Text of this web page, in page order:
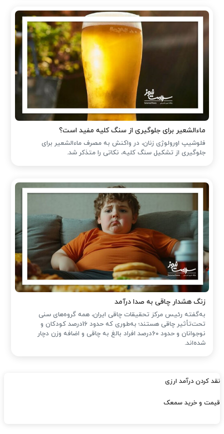
ماءالشعیر برای جلوگیری از سنگ کلیه مفید است؟
فلوشیپ اورولوژی زنان، در واکنش به مصرف ماءالشعیر برای
جلوگیری از تشکیل سنگ کلیه، نکاتی را متذکر شد.
زنگ هشدار چاقی به صدا درآمد
به‌گفته رئیس مرکز تحقیقات چاقی ایران، همه گروه‌های سنی
تحت‌تأثیر چاقی هستند؛ به‌طوری که حدود 16درصد کودکان و
نوجوانان و حدود 60درصد افراد بالغ به چاقی و اضافه وزن دچار
شده‌اند.
نقد کردن درآمد ارزی
قیمت و خرید سمعک